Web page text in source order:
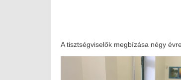
Tarján
A tisztségviselők megbízása négy